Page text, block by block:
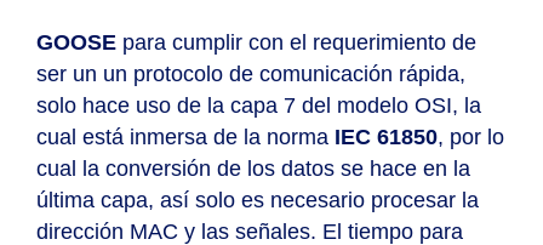
GOOSE para cumplir con el requerimiento de
ser un un protocolo de comunicación rápida,
solo hace uso de la capa 7 del modelo OSI, la
cual está inmersa de la norma IEC 61850, por lo
cual la conversión de los datos se hace en la
última capa, así solo es necesario procesar la
dirección MAC y las señales. El tiempo para